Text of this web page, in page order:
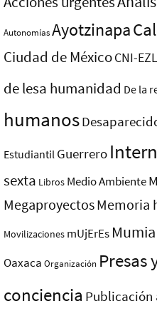
AutonomíasAyotzinapa
Ciudad de MéxicoCNI-
de lesa humanidad De la
humanos
Estudiantil Guerrero
sexta Libros Medio Ambiente
MegaproyectosMemoria
Movilizaciones mUjErEs
Oaxaca Organización Presas
conciencia Publicación